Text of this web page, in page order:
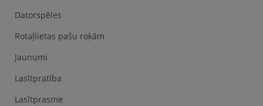
Datorspēles
Rotaļlietas pašu rokām
Jaunumi
Lasītpratība
Lasītprasme